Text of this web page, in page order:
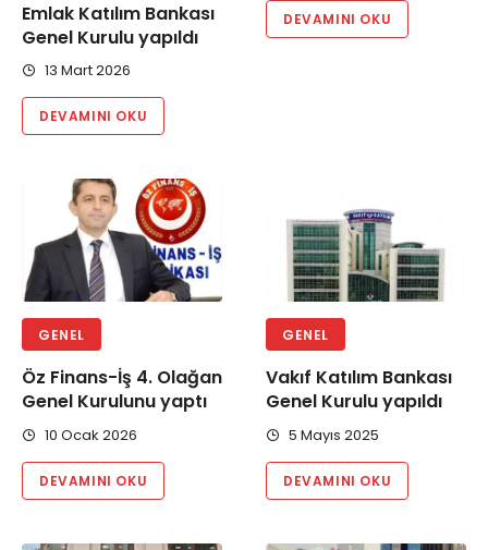
Emlak Katılım Bankası
Genel Kurulu yapıldı
13 Mart 2026
DEVAMINI OKU
DEVAMINI OKU
GENEL
Öz Finans-İş 4. Olağan
Genel Kurulunu yaptı
10 Ocak 2026
DEVAMINI OKU
GENEL
Vakıf Katılım Bankası
Genel Kurulu yapıldı
5 Mayıs 2025
DEVAMINI OKU